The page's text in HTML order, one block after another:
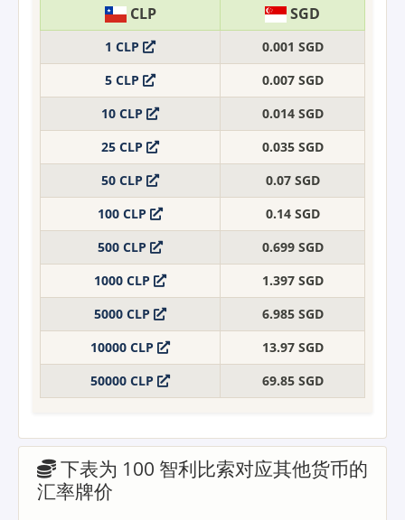
CLP
SGD
1 CLP
0.001 SGD
5 CLP
0.007 SGD
10 CLP
0.014 SGD
25 CLP
0.035 SGD
50 CLP
0.07 SGD
100 CLP
0.14 SGD
500 CLP
0.699 SGD
1000 CLP
1.397 SGD
5000 CLP
6.985 SGD
10000 CLP
13.97 SGD
50000 CLP
69.85 SGD
下表为 100 智利比索对应其他货币的
汇率牌价